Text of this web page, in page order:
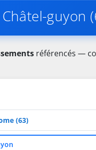
guyon
référencés —